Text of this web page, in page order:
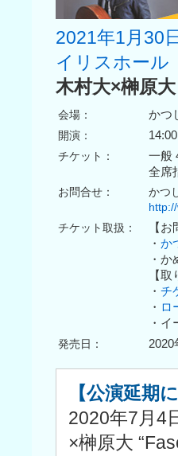
2021年1月30
イリスホール
木村大×榊原
会場：
かつ
開演：
チケット：
一般
全席
お問合せ：
かつ
チケット取扱：
【
・ か
・
【
・ チ
・ ロ
・イ
発売日：
2020
【公演延期
2020年7月4
×榊原大